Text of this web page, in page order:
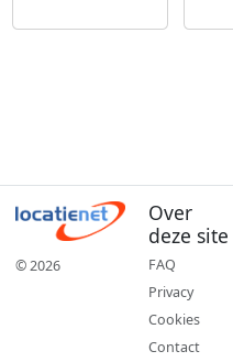
© 2026
Over
deze site
FAQ
Privacy
Cookies
Contact